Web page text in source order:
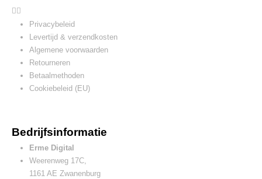
Privacybeleid
Levertijd & verzendkosten
Algemene voorwaarden
Retourneren
Betaalmethoden
Cookiebeleid (EU)
Bedrijfsinformatie
Erme Digital
Weerenweg 17C,
1161 AE Zwanenburg